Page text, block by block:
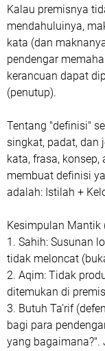
Kalau premisnya
mendahuluinya,
kata (dan
pendengar
kerancuan dapat
(penutup).
Tentang "definisi"
singkat, padat, dan
kata, frasa,
membuat definisi
adalah: Istilah +
Kesimpulan Mantik
1. Sahih: Susunan
tidak meloncat
2. Aqim: Tidak
ditemukan di
3. Butuh Ta’rif
bagi para
yang